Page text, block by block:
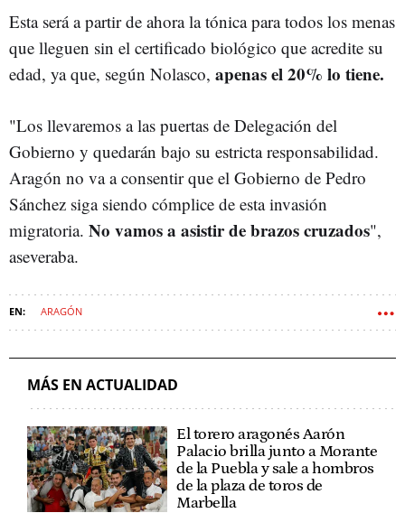
Esta será a partir de ahora la tónica para todos los menas
que lleguen sin el certificado biológico que acredite su
edad, ya que, según Nolasco, apenas el 20% lo tiene.
"Los llevaremos a las puertas de Delegación del
Gobierno y quedarán bajo su estricta responsabilidad.
Aragón no va a consentir que el Gobierno de Pedro
Sánchez siga siendo cómplice de esta invasión
migratoria. No vamos a asistir de brazos cruzados",
aseveraba.
ARAGÓN
MÁS EN ACTUALIDAD
El torero aragonés Aarón
Palacio brilla junto a Morante
de la Puebla y sale a hombros
de la plaza de toros de
Marbella